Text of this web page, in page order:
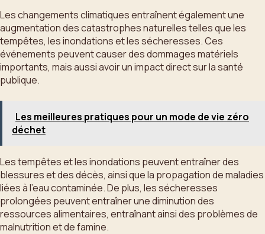
Les changements climatiques entraînent également une
augmentation des catastrophes naturelles telles que les
tempêtes, les inondations et les sécheresses. Ces
événements peuvent causer des dommages matériels
importants, mais aussi avoir un impact direct sur la santé
publique.
Les meilleures pratiques pour un mode de vie zéro
déchet
Les tempêtes et les inondations peuvent entraîner des
blessures et des décès, ainsi que la propagation de maladies
liées à l’eau contaminée. De plus, les sécheresses
prolongées peuvent entraîner une diminution des
ressources alimentaires, entraînant ainsi des problèmes de
malnutrition et de famine.